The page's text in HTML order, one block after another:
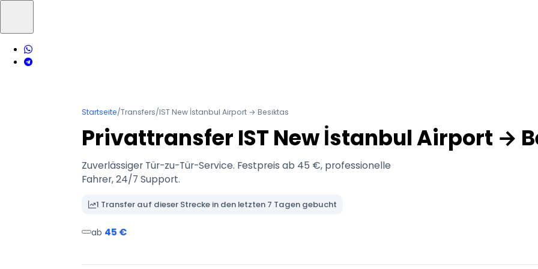
Startseite/Transfers/IST New İstanbul Airport → Besiktas
Privattransfer IST New İstanbul Airport →
Zuverlässiger Tür-zu-Tür-Service. Festpreis ab 45 €, professionelle
Fahrer, 24/7 Support.
1 Transfer auf dieser Strecke in den letzten 7 Tagen gebucht
ab 45 €